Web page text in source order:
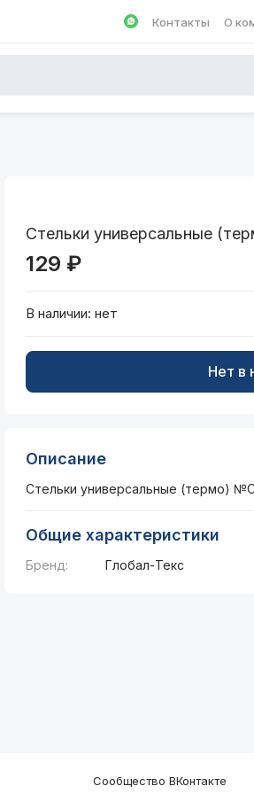
Написать в
Контакты О
Стельки универсальные
129 ₽
В наличии: нет
Нет в
Описание
Стельки универсальные (термо)
Общие характеристики
Бренд: Глобал-Текс
Сообщество ВКонтакте